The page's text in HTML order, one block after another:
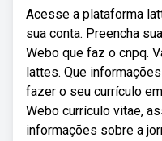
Acesse a plataforma
sua conta. Preencha
Webo que faz o cnpq.
lattes. Que
fazer o seu currículo
Webo currículo vitae,
informações sobre a